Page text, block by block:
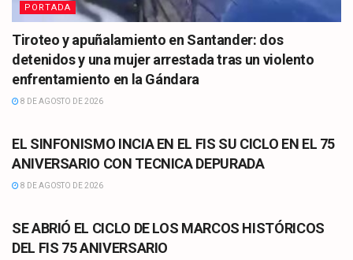
PORTADA
Tiroteo y apuñalamiento en Santander: dos
detenidos y una mujer arrestada tras un violento
enfrentamiento en la Gándara
8 DE AGOSTO DE 2026
EL SINFONISMO INCIA EN EL FIS SU CICLO EN EL 75
ANIVERSARIO CON TECNICA DEPURADA
8 DE AGOSTO DE 2026
SE ABRIÓ EL CICLO DE LOS MARCOS HISTÓRICOS
DEL FIS 75 ANIVERSARIO